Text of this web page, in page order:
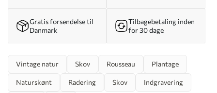
Gratis forsendelse til
Danmark
Tilbagebetaling inden
for 30 dage
Vintage natur Skov Rousseau Plantage
Naturskønt Radering Skov Indgravering